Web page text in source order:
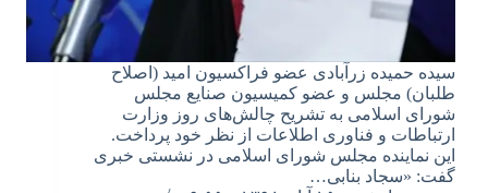
سیده حمیده زرآبادی عضو فراکسیون امید (اصلاح
طلبان) مجلس و عضو کمیسیون صنایع مجلس
شورای اسلامی به تشریح چالش‌های روز وزارت
ارتباطات و فناوری اطلاعات از نظر خود پرداخت.
این نماینده مجلس شورای اسلامی در نشستی خبری
گفت: «سجاد بنابی…